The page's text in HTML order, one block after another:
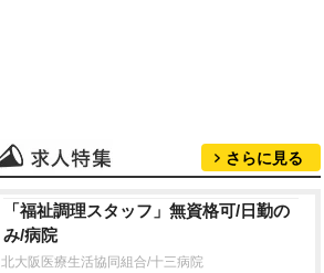
さらに見る
「福祉調理スタッフ」無資格可/日勤の
み/病院
北大阪医療生活協同組合/十三病院